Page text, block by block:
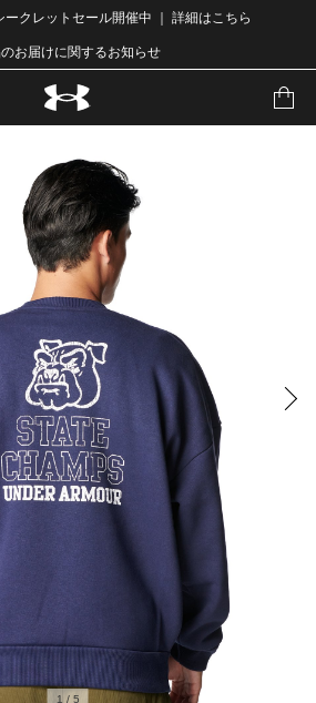
ークレットセール開催中 ｜ 詳細はこちら
お届けに関するお知らせ
1 / 5